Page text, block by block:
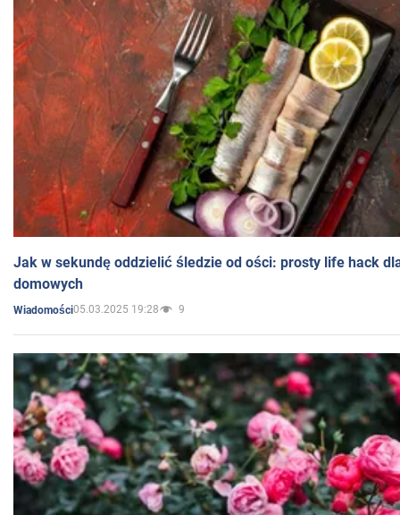
Jak w sekundę oddzielić śledzie od ości: prosty life hack
domowych
Wiadomości05.03.2025 19:28 9